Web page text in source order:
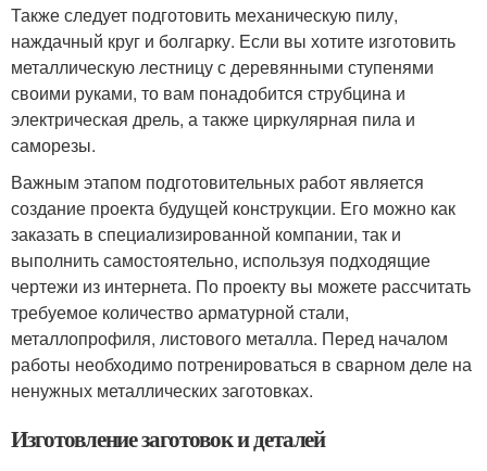
Также следует подготовить механическую пилу,
наждачный круг и болгарку. Если вы хотите изготовить
металлическую лестницу с деревянными ступенями
своими руками, то вам понадобится струбцина и
электрическая дрель, а также циркулярная пила и
саморезы.
Важным этапом подготовительных работ является
создание проекта будущей конструкции. Его можно как
заказать в специализированной компании, так и
выполнить самостоятельно, используя подходящие
чертежи из интернета. По проекту вы можете рассчитать
требуемое количество арматурной стали,
металлопрофиля, листового металла. Перед началом
работы необходимо потренироваться в сварном деле на
ненужных металлических заготовках.
Изготовление заготовок и деталей